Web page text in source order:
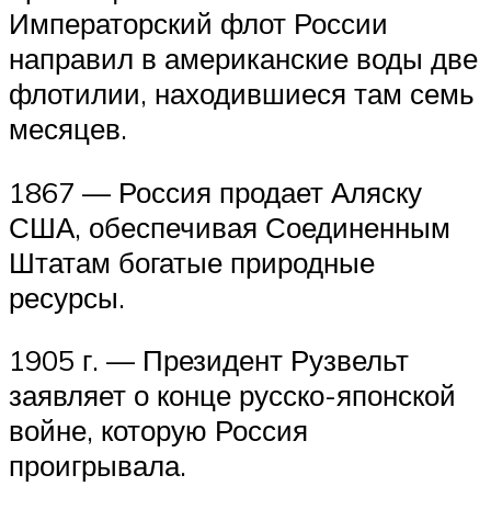
Императорский флот России
направил в американские воды две
флотилии, находившиеся там семь
месяцев.
1867 — Россия продает Аляску
США, обеспечивая Соединенным
Штатам богатые природные
ресурсы.
1905 г. — Президент Рузвельт
заявляет о конце русско-японской
войне, которую Россия
проигрывала.